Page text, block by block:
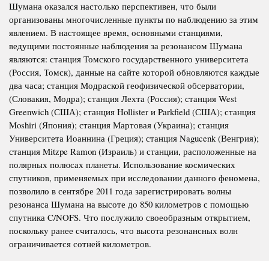
Шумана оказался настолько перспективен, что были
организованы многочисленные пункты по наблюдению за этим
явлением. В настоящее время, основными станциями,
ведущими постоянные наблюдения за резонансом Шумана
являются: станция Томского государственного университета
(Россия, Томск), данные на сайте которой обновляются каждые
два часа; станция Модраской геофизической обсерватории,
(Словакия, Модра); станция Лехта (Россия); станция West
Greenwich (США); станция Hollister и Parkfield (США); станция
Moshiri (Япония); станция Мартовая (Украина); станция
Университета Иоаннина (Греция); станция Nagucenk (Венгрия);
станция Mitzpe Ramon (Израиль) и станции, расположенные на
полярных полюсах планеты. Использование космических
спутников, применяемых при исследовании данного феномена,
позволило в сентябре 2011 года зарегистрировать волны
резонанса Шумана на высоте до 850 километров с помощью
спутника C/NOFS. Что послужило своеобразным открытием,
поскольку ранее считалось, что высота резонансных волн
ограничивается сотней километров.